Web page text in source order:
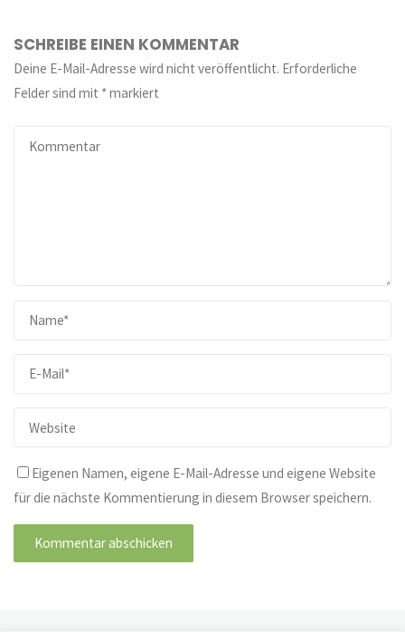
SCHREIBE EINEN KOMMENTAR
Deine E-Mail-Adresse wird nicht veröffentlicht. Erforderliche
Felder sind mit *markiert
Eigenen Namen, eigene E-Mail-Adresse und eigene Website
für die nächste Kommentierung in diesem Browser speichern.